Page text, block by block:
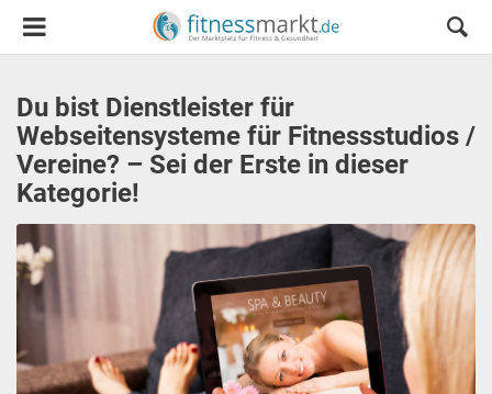
Du bist Dienstleister für
Webseitensysteme für Fitnessstudios /
Vereine? – Sei der Erste in dieser
Kategorie!